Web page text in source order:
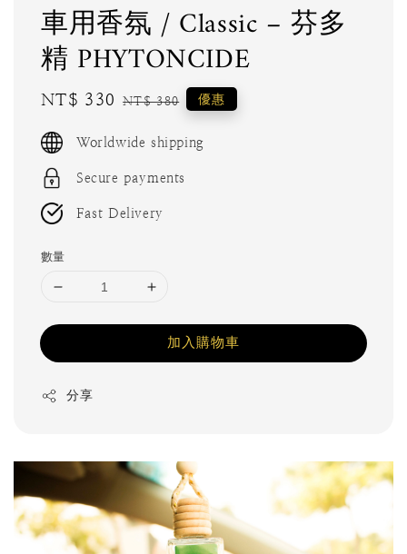
車用香氛 / Classic – 芬多
精 PHYTONCIDE
Sale
NT$ 330 Regular
NT$ 380 優惠
Worldwide shipping
Secure payments
Fast Delivery
數量
加入購物車
分享